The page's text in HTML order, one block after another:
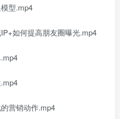
型.mp4
如何提高朋友圈曝光.mp4
营销动作.mp4